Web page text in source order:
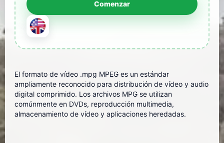
El formato de vídeo .mpg MPEG es un estándar
ampliamente reconocido para distribución de vídeo y audio
digital comprimido. Los archivos MPG se utilizan
comúnmente en DVDs, reproducción multimedia,
almacenamiento de vídeo y aplicaciones heredadas.